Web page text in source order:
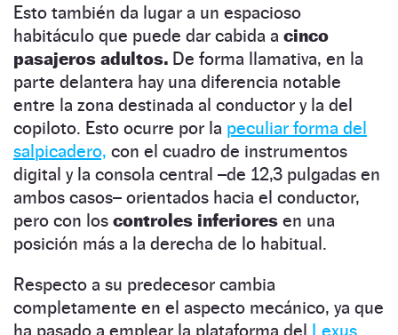
Esto también da lugar a un espacioso
habitáculo que puede dar cabida a cinco
pasajeros adultos. De forma llamativa, en la
parte delantera hay una diferencia notable
entre la zona destinada al conductor y la del
copiloto. Esto ocurre por la peculiar forma del
salpicadero, con el cuadro de instrumentos
digital y la consola central –de 12,3 pulgadas en
ambos casos– orientados hacia el conductor,
pero con los controles inferiores en una
posición más a la derecha de lo habitual.
Respecto a su predecesor cambia
completamente en el aspecto mecánico, ya que
ha pasado a emplear la plataforma del Lexus